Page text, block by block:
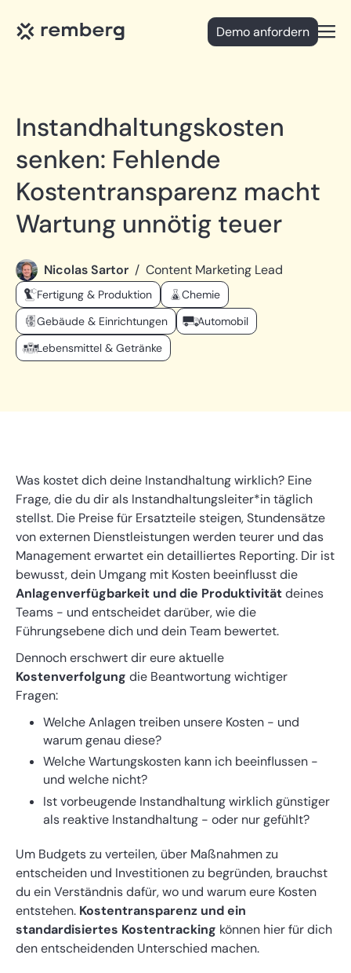
Demo anfordern
Instandhaltungskosten
senken: Fehlende
Kostentransparenz macht
Wartung unnötig teuer
Nicolas Sartor / Content Marketing Lead
Fertigung & Produktion
Chemie
Gebäude & Einrichtungen
Automobil
Lebensmittel & Getränke
Was kostet dich deine Instandhaltung wirklich? Eine
Frage, die du dir als Instandhaltungsleiter*in täglich
stellst. Die Preise für Ersatzteile steigen, Stundensätze
von externen Dienstleistungen werden teurer und das
Management erwartet ein detailliertes Reporting. Dir ist
bewusst, dein Umgang mit Kosten beeinflusst die
Anlagenverfügbarkeit und die Produktivitätdeines
Teams - und entscheidet darüber, wie die
Führungsebene dich und dein Team bewertet.
Dennoch erschwert dir eure aktuelle
Kostenverfolgung die Beantwortung wichtiger
Fragen:
Welche Anlagen treiben unsere Kosten - und
warum genau diese?
Welche Wartungskosten kann ich beeinflussen -
und welche nicht?
Ist vorbeugende Instandhaltung wirklich günstiger
als reaktive Instandhaltung - oder nur gefühlt?
Um Budgets zu verteilen, über Maßnahmen zu
entscheiden und Investitionen zu begründen, brauchst
du ein Verständnis dafür, wo und warum eure Kosten
entstehen. Kostentransparenz und ein
standardisiertes Kostentracking können hier für dich
den entscheidenden Unterschied machen.